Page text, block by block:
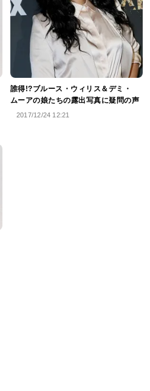
誰得!?ブルース・ウィリス＆デミ・
ムーアの娘たちの露出写真に疑問の声
2017/12/24 12:21